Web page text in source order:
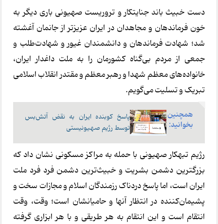
دست خبیث باند جنایتکار و تروریست صهیونی باری دیگر به
خون فرماندهان و مجاهدان در ایران عزیزتر از جانمان آغشته
شد؛ شهادت فرماندهان و دانشمندان غیور و شهادت‌طلب و
جمعی از مردم بی‌گناه کشورمان را به ملت داغدار ایران،
خانواده‌های معظم شهدا و رهبر معظم و مقتدر انقلاب اسلامی
تبریک و تسلیت می‌گویم.
همچنین
بخوانید:
پاسخ کوبنده ایران به نقض آتش‌بس
توسط رژ‌یم صهیونیستی
رژیم تبهکار صهیونی با حمله به مراکز مسکونی نشان داد که
بزرگترین دشمن بشریت و خبیث‌ترین دشمن فرد فرد ملت
ایران است، اما پاسخ دردناک رزمندگان اسلام و مجازات سخت و
پشیمان‌کننده در انتظار آنها و حامیانشان است؛ وقت، وقت
انتقام است و این انتقام به هر طریقی و با هر ابزاری گرفته